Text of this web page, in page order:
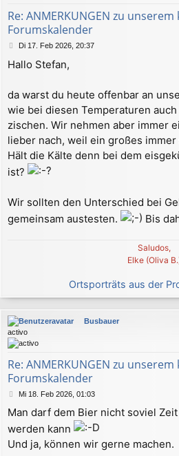
Re: ANMERKUNGEN zu unserem
Forumskalender
B
i
a
g
Di 17. Feb 2026, 20:37
Hallo Stefan,
da warst du heute offenbar an
wie bei diesen Temperaturen
zischen. Wir nehmen aber immer
lieber nach, weil ein großes
Hält die Kälte denn bei dem
ist?
Wir sollten den Unterschied bei
gemeinsam austesten.
Bis
Saludos,
Elke (Oliva
Ortsporträts aus der
Busbauer
activo
Re: ANMERKUNGEN zu unserem
Forumskalender
B
i
t
a
Mi 18. Feb 2026, 01:03
Man darf dem Bier nicht soviel
werden kann
Und ja, können wir gerne machen.